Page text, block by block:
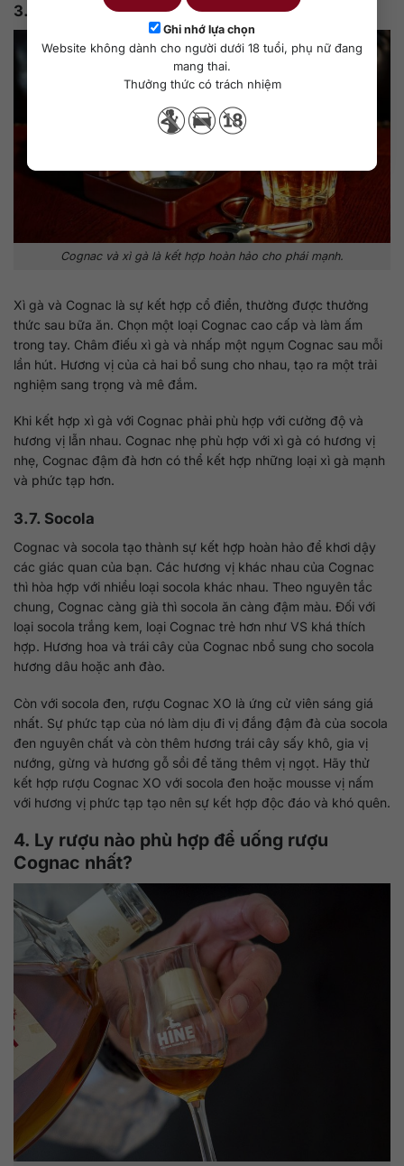
Ghi nhớ lựa chọn
Website không dành cho người dưới 18 tuổi, phụ nữ đang
mang thai.
Thưởng thức có trách nhiệm
3.6. Xì gà
Cognac và xì gà là kết hợp hoàn hảo cho phái mạnh.
Xì gà và Cognac là sự kết hợp cổ điển, thường được thưởng
thức sau bữa ăn. Chọn một loại Cognac cao cấp và làm ấm
trong tay. Châm điếu xì gà và nhấp một ngụm Cognac sau mỗi
lần hút. Hương vị của cả hai bổ sung cho nhau, tạo ra một trải
nghiệm sang trọng và mê đắm.
Khi kết hợp xì gà với Cognac phải phù hợp với cường độ và
hương vị lẫn nhau. Cognac nhẹ phù hợp với xì gà có hương vị
nhẹ, Cognac đậm đà hơn có thể kết hợp những loại xì gà mạnh
và phức tạp hơn.
3.7. Socola
Cognac và socola tạo thành sự kết hợp hoàn hảo để khơi dậy
các giác quan của bạn. Các hương vị khác nhau của Cognac
thì hòa hợp với nhiều loại socola khác nhau. Theo nguyên tắc
chung, Cognac càng già thì socola ăn càng đậm màu. Đối với
loại socola trắng kem, loại Cognac trẻ hơn như VS khá thích
hợp. Hương hoa và trái cây của Cognac nbổ sung cho socola
hương dâu hoặc anh đào.
Còn với socola đen, rượu Cognac XO là ứng cử viên sáng giá
nhất. Sự phức tạp của nó làm dịu đi vị đắng đậm đà của socola
đen nguyên chất và còn thêm hương trái cây sấy khô, gia vị
nướng, gừng và hương gỗ sồi để tăng thêm vị ngọt. Hãy thử
kết hợp rượu Cognac XO với socola đen hoặc mousse vị nấm
với hương vị phức tạp tạo nên sự kết hợp độc đáo và khó quên.
4. Ly rượu nào phù hợp để uống rượu
Cognac nhất?